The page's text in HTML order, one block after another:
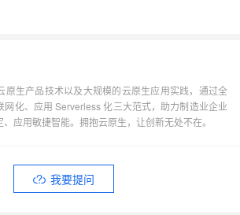
原生产品技术以及大规模的云原生应用实践，通过全
网化、应用 Serverless 化三大范式，助力制造业企业
应用敏捷智能。拥抱云原生，让创新无处不在。
我要提问